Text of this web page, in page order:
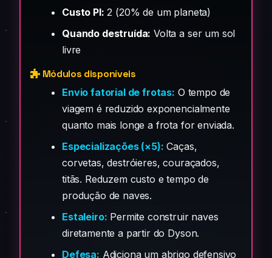
Custo PI: 2 (20% de um planeta)
Quando destruída: Volta a ser um sol
livre
Módulos disponíveis
Envio fatorial de frotas: O tempo de
viagem é reduzido exponencialmente
quanto mais longe a frota for enviada.
Especializações (×5): Caças,
corvetas, destróieres, couraçados,
titãs. Reduzem custo e tempo de
produção de naves.
Estaleiro: Permite construir naves
diretamente a partir do Dyson.
Defesa: Adiciona um abrigo defensivo